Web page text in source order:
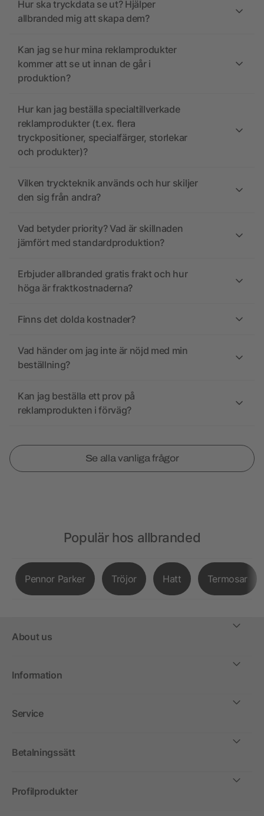
Hur ska tryckdata se ut? Hjälper
allbranded mig att skapa dem?
Kan jag se hur mina reklamprodukter
kommer att se ut innan de går i
produktion?
Hur kan jag beställa specialtillverkade
reklamprodukter (t.ex. flera
tryckpositioner, specialfärger, storlekar
och produkter)?
Vilken tryckteknik används och hur skiljer
den sig från andra?
Vad betyder priority? Vad är skillnaden
jämfört med standardproduktion?
Erbjuder allbranded gratis frakt och hur
höga är fraktkostnaderna?
Finns det dolda kostnader?
Vad händer om jag inte är nöjd med min
beställning?
Kan jag beställa ett prov på
reklamprodukten i förväg?
Se alla vanliga frågor
Populär hos allbranded
Pennor Parker Tröjor Hatt Termosar
About us
Information
Service
Betalningssätt
Profilprodukter